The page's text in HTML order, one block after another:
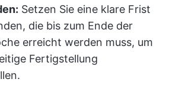
Setzen Sie eine klare Frist
die bis zum Ende der
erreicht werden muss, um
Fertigstellung